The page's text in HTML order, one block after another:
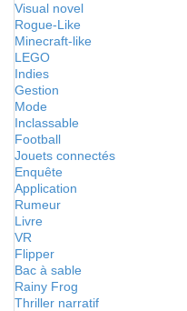
Visual novel
Rogue-Like
Minecraft-like
LEGO
Indies
Gestion
Mode
Inclassable
Football
Jouets connectés
Enquête
Application
Rumeur
Livre
VR
Flipper
Bac à sable
Rainy Frog
Thriller narratif